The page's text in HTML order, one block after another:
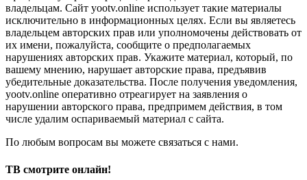
владельцам. Сайт yootv.online использует такие материалы
исключительно в информационных целях. Если вы являетесь
владельцем авторских прав или уполномочены действовать от
их имени, пожалуйста, сообщите о предполагаемых
нарушениях авторских прав. Укажите материал, который, по
вашему мнению, нарушает авторские права, предъявив
убедительные доказательства. После получения уведомления,
yootv.online оперативно отреагирует на заявления о
нарушении авторского права, предпримем действия, в том
числе удалим оспариваемый материал с сайта.
По любым вопросам вы можете связаться с нами.
ТВ смотрите онлайн!